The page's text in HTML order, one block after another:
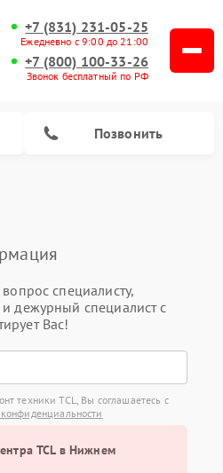
+7 (831) 231-05-25
Ежедневно с 9:00 до 21:00
+7 (800) 100-33-26
Звонок бесплатный по РФ
Позвонить
вопрос специалисту,
дежурный специалист с
Вас!
техники TCL, Вы соглашаетесь с
TCL в Нижнем